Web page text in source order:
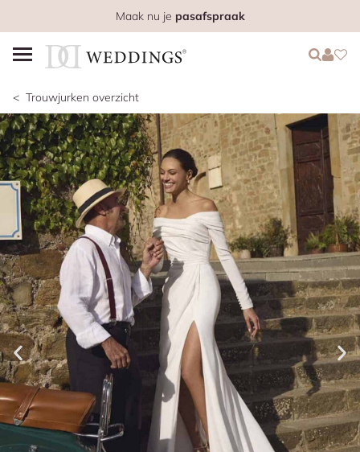
Maak nu je pasafspraak
Login
Login
Trouwjurken overzicht